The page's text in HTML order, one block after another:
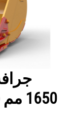
1650 مم (65 بوصة): 540-4077